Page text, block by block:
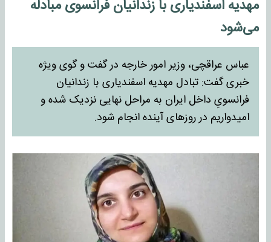
مهدیه اسفندیاری با زندانیان فرانسوی مبادله
می‌شود
عباس عراقچی، وزیر امور خارجه در گفت و گوی ویژه
خبری گفت: تبادل مهدیه اسفندیاری با زندانیان
فرانسویِ داخل ایران به مراحل نهایی نزدیک شده و
امیدواریم در روزهای آینده انجام شود.